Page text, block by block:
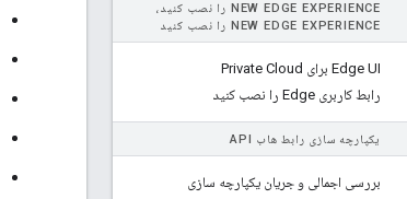
NEW EDGE EXPERIENCE را نصب کنید،
NEW EDGE EXPERIENCE را نصب کنید
Edge UI برای Private Cloud
رابط کاربری Edge را نصب کنید
یکپارچه سازی رابط هاب API
بررسی اجمالی و جریان یکپارچه سازی